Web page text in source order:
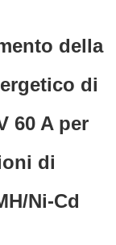
della
di
60 A per
di
Ni-Cd